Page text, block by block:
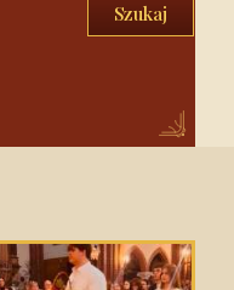
Szukaj